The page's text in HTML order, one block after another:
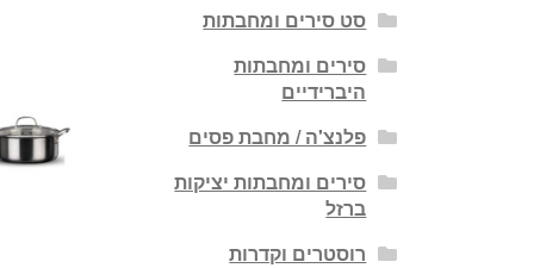
סט סירים ומחבתות
סירים ומחבתות
היברידיים
פלנצ'ה / מחבת פסים
סירים ומחבתות יציקות
ברזל
רוסטרים וקדרות